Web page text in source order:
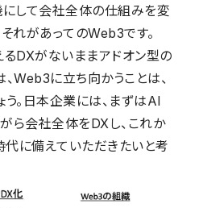
にして会社全体の仕組みを変
れがあってのWeb3です。
るDXがないままアドオン型の
Web3に立ち向かうことは、
。日本企業には、まずはAI
ら会社全体をDXし、これか
に備えていただきたいと考